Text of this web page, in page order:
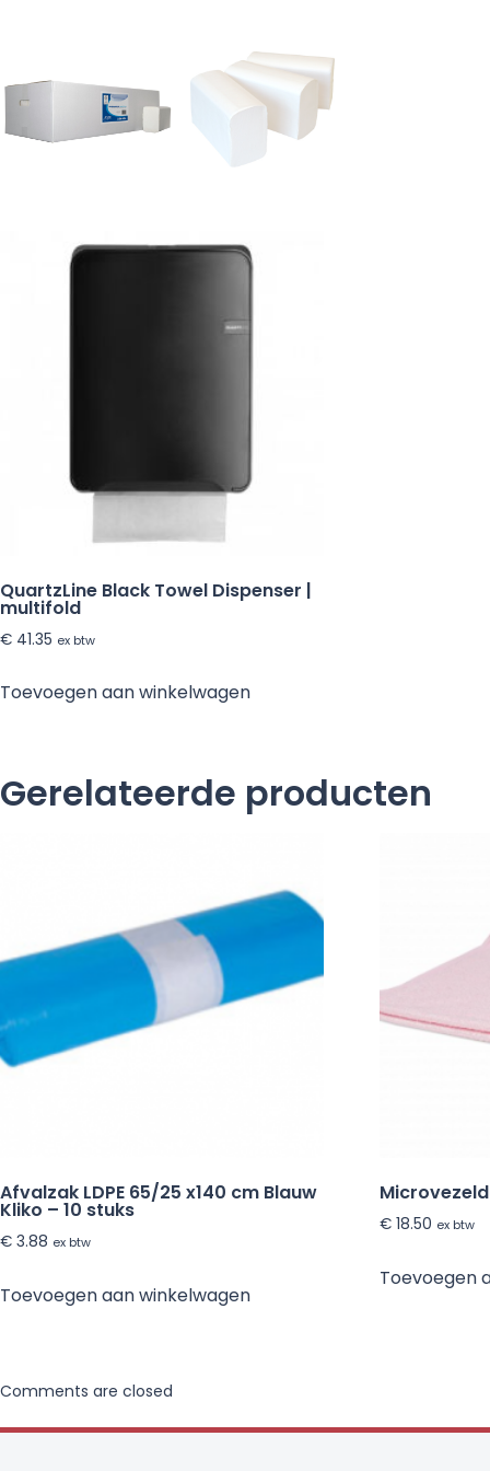
QuartzLine Black Towel Dispenser |
multifold
€ 41.35 ex btw
Toevoegen aan winkelwagen
Gerelateerde producten
Afvalzak LDPE 65/25 x140 cm Blauw
Kliko – 10 stuks
€ 3.88 ex btw
Toevoegen aan winkelwagen
€ 18.50 ex btw
Toevoegen
Comments are closed